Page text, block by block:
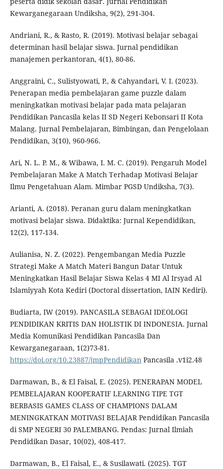
Kewarganegaraan Undiksha, 9(2), 291-304.
Andriani, R., & Rasto, R. (2019). Motivasi belajar sebagai
determinan hasil belajar siswa. Jurnal pendidikan
manajemen perkantoran, 4(1), 80-86.
Anggraini, C., Sulistyowati, P., & Cahyandari, V. I. (2023).
Penerapan media pembelajaran game puzzle dalam
meningkatkan motivasi belajar pada mata pelajaran
Pendidikan Pancasila kelas II SD Negeri Kebonsari II Kota
Malang. Jurnal Pembelajaran, Bimbingan, dan Pengelolaan
Pendidikan, 3(10), 960-966.
Ari, N. L. P. M., & Wibawa, I. M. C. (2019). Pengaruh Model
Pembelajaran Make A Match Terhadap Motivasi Belajar
Ilmu Pengetahuan Alam. Mimbar PGSD Undiksha, 7(3).
Arianti, A. (2018). Peranan guru dalam meningkatkan
motivasi belajar siswa. Didaktika: Jurnal Kependidikan,
12(2), 117-134.
Aulianisa, N. Z. (2022). Pengembangan Media Puzzle
Strategi Make A Match Materi Bangun Datar Untuk
Meningkatkan Hasil Belajar Siswa Kelas 4 MI Al Irsyad Al
Islamiyyah Kota Kediri (Doctoral dissertation, IAIN Kediri).
Budiarta, IW (2019). PANCASILA SEBAGAI IDEOLOGI
PENDIDIKAN KRITIS DAN HOLISTIK DI INDONESIA. Jurnal
Media Komunikasi Pendidikan Pancasila Dan
Kewarganegaraan, 1(2)73-81.
https://doi.org/10.23887/jmpPendidikanPancasila .v1i2.48
Darmawan, B., & El Faisal, E. (2025). PENERAPAN MODEL
PEMBELAJARAN KOOPERATIF LEARNING TIPE TGT
BERBASIS GAMES CLASS OF CHAMPIONS DALAM
MENINGKATKAN MOTIVASI BELAJAR Pendidikan Pancasila
di SMP NEGERI 30 PALEMBANG. Pendas: Jurnal Ilmiah
Pendidikan Dasar, 10(02), 408-417.
Darmawan, B., El Faisal, E., & Susilawati. (2025). TGT